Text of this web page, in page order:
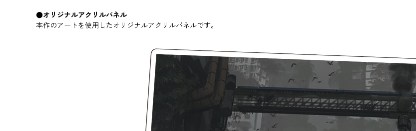
●オリジナルアクリルパネル
本作のアートを使用したオリジナルアクリルパネルです。